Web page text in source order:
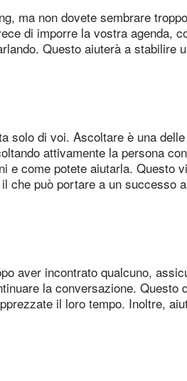
ma non dovete sembrare troppo
di imporre la vostra agenda,
Questo aiuterà a stabilire
solo di voi. Ascoltare è una
attivamente la persona
e come potete aiutarla. Questo
che può portare a un successo
aver incontrato qualcuno,
la conversazione. Questo
il loro tempo. Inoltre,